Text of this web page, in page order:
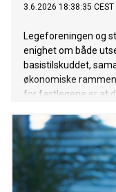
3.6.2026 18:38:35 CEST
Legeforeningen og
enighet om både
basistilskuddet,
økonomiske
for fastlegene er at